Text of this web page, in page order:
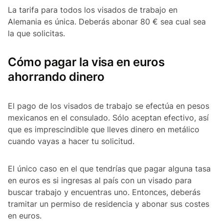
La tarifa para todos los visados de trabajo en
Alemania es única. Deberás abonar 80 € sea cual sea
la que solicitas.
Cómo pagar la visa en euros
ahorrando dinero
El pago de los visados de trabajo se efectúa en pesos
mexicanos en el consulado. Sólo aceptan efectivo, así
que es imprescindible que lleves dinero en metálico
cuando vayas a hacer tu solicitud.
El único caso en el que tendrías que pagar alguna tasa
en euros es si ingresas al país con un visado para
buscar trabajo y encuentras uno. Entonces, deberás
tramitar un permiso de residencia y abonar sus costes
en euros.